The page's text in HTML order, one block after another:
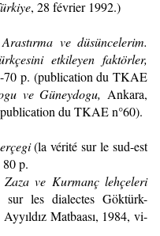
, 28 février 1992.)
Arastırma ve düsüncelerim.
etkileyen faktörler,
70 p. (publication du TKAE
ve Güneydogu, Ankara,
du TKAE n°60).
(la vérité sur le sud-est
80 p.
ve Kurmanç lehçeleri
sur les dialectes Göktürk-
Matbaası, 1984, vi-